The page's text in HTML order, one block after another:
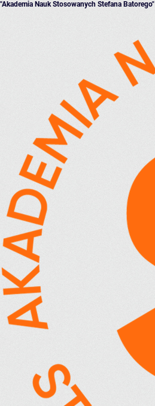
"Akademia Nauk Stosowanych Stefana Batorego"